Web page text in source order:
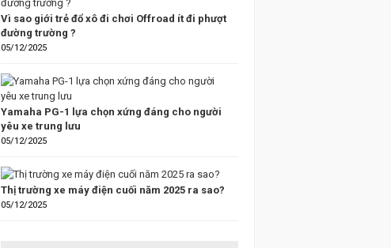
Vì sao giới trẻ đổ xô đi chơi Offroad ít đi phượt
đường trường ?
05/12/2025
Yamaha PG-1 lựa chọn xứng đáng cho người
yêu xe trung lưu
05/12/2025
Thị trường xe máy điện cuối năm 2025 ra sao?
05/12/2025